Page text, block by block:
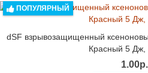
ПОПУЛЯРНЫЙ
dSF взрывозащищенный
Красный 5 Дж,
1.00р.